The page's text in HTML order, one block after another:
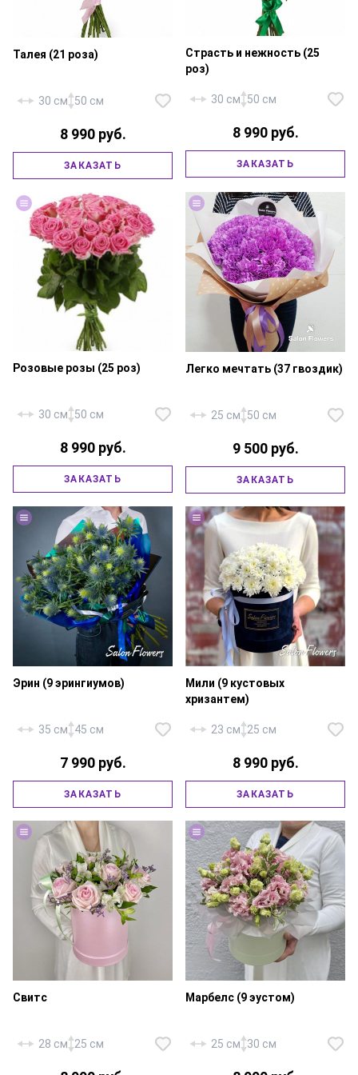
Талея (21 роза)
30 см 50 см
8 990 руб.
ЗАКАЗАТЬ
Роза «Россия Ред Наоми» — 15
шт., роза «Россия Талея» — 10
Страсть и нежность (25
роз)
30 см 50 см
8 990 руб.
ЗАКАЗАТЬ
Роза «Россия Аква» — 25 шт.,
Розовые розы (25 роз)
30 см 50 см
8 990 руб.
ЗАКАЗАТЬ
— 37 шт., фирменная упаковка,
Легко мечтать (37 гвоздик)
25 см 50 см
9 500 руб.
ЗАКАЗАТЬ
фирменная упаковка, атласная
Эрин (9 эрингиумов)
35 см 45 см
7 990 руб.
ЗАКАЗАТЬ
Хризантема кустовая — 9 шт.,
флористическая губка,
Мили (9 кустовых
хризантем)
23 см 25 см
8 990 руб.
ЗАКАЗАТЬ
Свитс
28 см 25 см
Марбелс (9 эустом)
25 см 30 см